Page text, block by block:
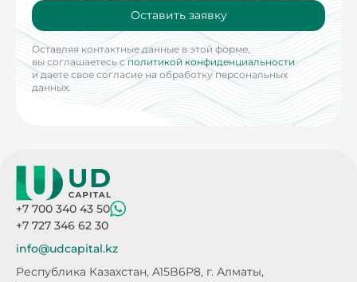
Оставить заявку
Оставляя контактные данные в этой форме,
вы соглашаетесь сполитикой конфиденциальности
и даете свое согласие на обработку персональных
данных.
+7 700 340 43 50
+7 727 346 62 30
info@udcapital.kz
Республика Казахстан, A15B6P8, г. Алматы,